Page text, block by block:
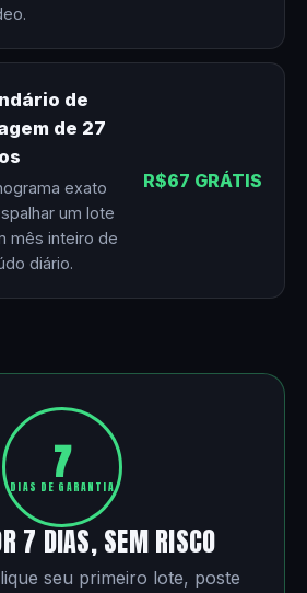
de
de 27
exato
um lote
mês inteiro de
diário.
R$67 GRÁTIS
7
DIAS DE GARANTIA
7 DIAS, SEM RISCO
seu primeiro lote, poste